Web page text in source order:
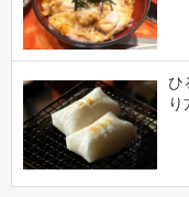
ひ
り